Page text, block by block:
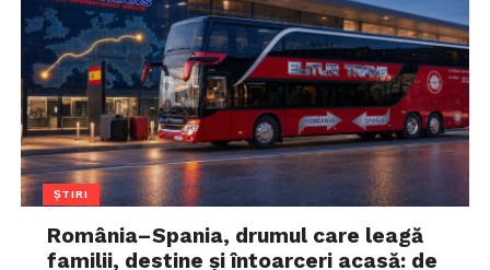
ȘTIRI
România–Spania, drumul care leagă
familii, destine și întoarceri acasă: de